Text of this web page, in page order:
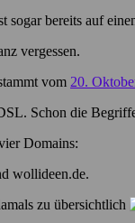
sogar bereits auf
vergessen.
vom 20.
Schon die
Domains:
wollideen.de.
zu übersichtlich